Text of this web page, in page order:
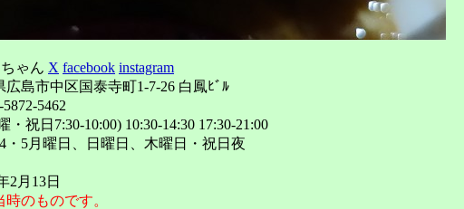
ゃん X facebook instagram
広島市中区国泰寺町1-7-26 白鳳ﾋﾞﾙ
5462
・祝日7:30-10:00) 10:30-14:30 17:30-21:00
・5月曜日、日曜日、木曜日・祝日夜
月13日
のものです。